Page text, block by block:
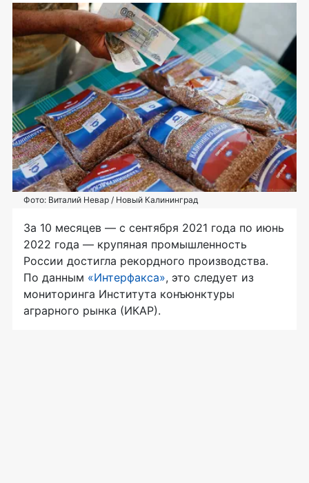
Фото: Виталий Невар / Новый Калининград
За 10 месяцев — с сентября 2021 года по июнь
2022 года — крупяная промышленность
России достигла рекордного производства.
По данным «Интерфакса», это следует из
мониторинга Института конъюнктуры
аграрного рынка (ИКАР).